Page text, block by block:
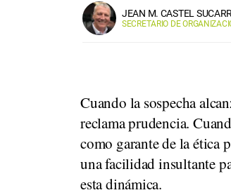
JEAN M. CASTEL
SECRETARIO DE
Cuando la sospecha
reclama prudencia.
como garante de la ética
una facilidad insultante
esta dinámica.